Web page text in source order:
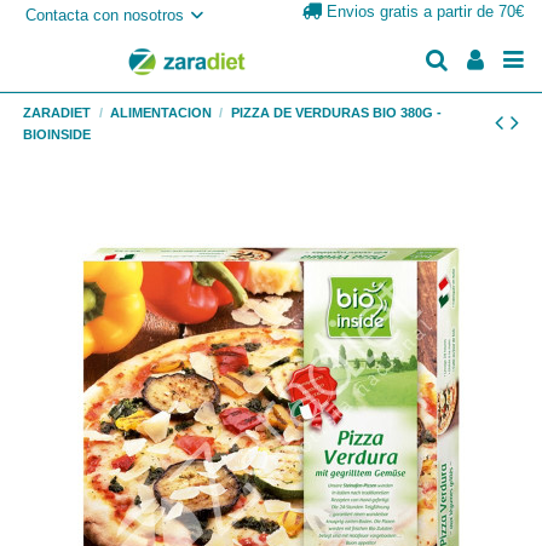
Contacta con nosotros Envios gratis a partir de 70€
ZARADIET ALIMENTACION
PIZZA DE VERDURAS BIO 380G -
BIOINSIDE